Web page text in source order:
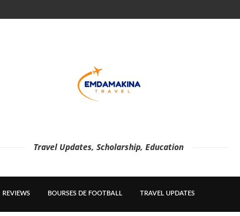
Travel Updates, Scholarship, Education
REVIEWS BOURSES DE FOOTBALL TRAVEL UPDATES